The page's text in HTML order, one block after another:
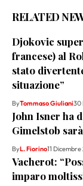
RELATED
Djokovic
francese) al
stato
situazione”
ByTommaso Giuliani30
John Isner ha
Gimelstob
ByL. Fiorino11
Vacherot:
imparo